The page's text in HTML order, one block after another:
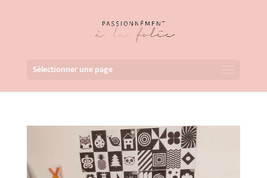
Sélectionner une page